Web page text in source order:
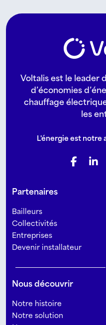
Voltalis est le leader
d’économies
chauffage
les
L'énergie est notre
Partenaires
Bailleurs
Collectivités
Entreprises
Devenir installateur
Nous découvrir
Notre histoire
Notre solution